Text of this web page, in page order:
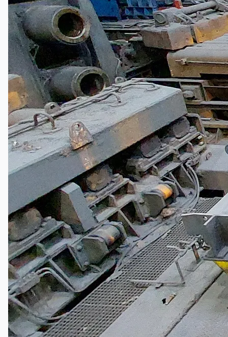
當前銷售
過往銷售
個案研究
新聞稿